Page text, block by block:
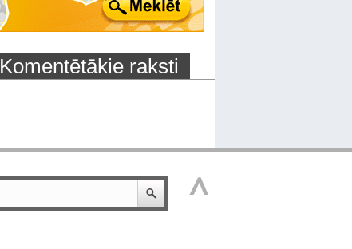
Komentētākie raksti